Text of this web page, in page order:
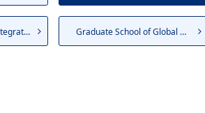
Graduate School of Integrated... Graduate School of Global Hum...